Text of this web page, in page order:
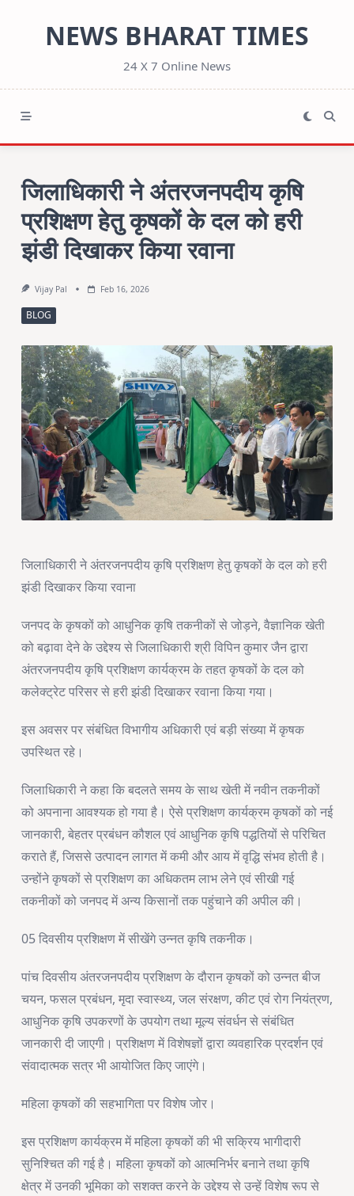
NEWS BHARAT TIMES
24 X 7 Online News
जिलाधिकारी ने अंतरजनपदीय कृषि
प्रशिक्षण हेतु कृषकों के दल को हरी
झंडी दिखाकर किया रवाना
Vijay Pal Feb 16, 2026
BLOG
जिलाधिकारी ने अंतरजनपदीय कृषि प्रशिक्षण हेतु कृषकों के दल को हरी
झंडी दिखाकर किया रवाना
जनपद के कृषकों को आधुनिक कृषि तकनीकों से जोड़ने, वैज्ञानिक खेती
को बढ़ावा देने के उद्देश्य से जिलाधिकारी श्री विपिन कुमार जैन द्वारा
अंतरजनपदीय कृषि प्रशिक्षण कार्यक्रम के तहत कृषकों के दल को
कलेक्ट्रेट परिसर से हरी झंडी दिखाकर रवाना किया गया।
इस अवसर पर संबंधित विभागीय अधिकारी एवं बड़ी संख्या में कृषक
उपस्थित रहे।
जिलाधिकारी ने कहा कि बदलते समय के साथ खेती में नवीन तकनीकों
को अपनाना आवश्यक हो गया है। ऐसे प्रशिक्षण कार्यक्रम कृषकों को नई
जानकारी, बेहतर प्रबंधन कौशल एवं आधुनिक कृषि पद्धतियों से परिचित
कराते हैं, जिससे उत्पादन लागत में कमी और आय में वृद्धि संभव होती है।
उन्होंने कृषकों से प्रशिक्षण का अधिकतम लाभ लेने एवं सीखी गई
तकनीकों को जनपद में अन्य किसानों तक पहुंचाने की अपील की।
05 दिवसीय प्रशिक्षण में सीखेंगे उन्नत कृषि तकनीक।
पांच दिवसीय अंतरजनपदीय प्रशिक्षण के दौरान कृषकों को उन्नत बीज
चयन, फसल प्रबंधन, मृदा स्वास्थ्य, जल संरक्षण, कीट एवं रोग नियंत्रण,
आधुनिक कृषि उपकरणों के उपयोग तथा मूल्य संवर्धन से संबंधित
जानकारी दी जाएगी। प्रशिक्षण में विशेषज्ञों द्वारा व्यवहारिक प्रदर्शन एवं
संवादात्मक सत्र भी आयोजित किए जाएंगे।
महिला कृषकों की सहभागिता पर विशेष जोर।
इस प्रशिक्षण कार्यक्रम में महिला कृषकों की भी सक्रिय भागीदारी
सुनिश्चित की गई है। महिला कृषकों को आत्मनिर्भर बनाने तथा कृषि
क्षेत्र में उनकी भूमिका को सशक्त करने के उद्देश्य से उन्हें विशेष रूप से